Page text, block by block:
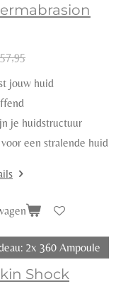
jouw huid
je huidstructuur
een stralende huid
2x 360 Ampoule
Shock